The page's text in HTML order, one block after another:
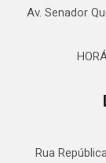
Av. Senador
Rua